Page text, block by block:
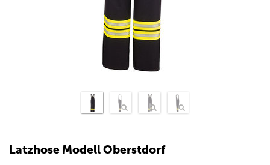
Latzhose Modell Oberstdorf